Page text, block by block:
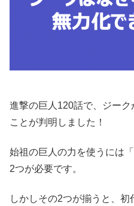
進撃の巨人120話で、ジー
ことが判明しました！
始祖の巨人の力を使うには
2つが必要です。
しかしその2つが揃うと、